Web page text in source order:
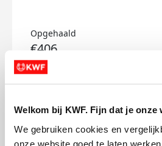
Welkom bij KWF. Fijn dat je onze
We gebruiken cookies en
onze website goed te laten
Opgehaald
€406
Doneer
Charlotte's